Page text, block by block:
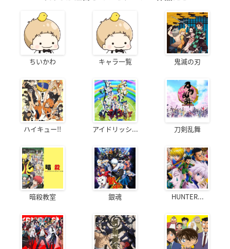
ちいかわ キャラ一覧 鬼滅の刃
ハイキュー!! アイドリッシ... 刀剣乱舞
暗殺教室 銀魂 HUNTER...